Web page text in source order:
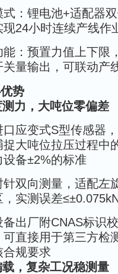
式：锂电池+适配器
现24小时连续产线作
能：预置力值上下限
关量输出，可联动产
势
力，大吨位零偏差
口应变式S型传感器
捉大吨位拉压过程中
设备±2%的标准
针双向测量，适配左
，实测误差
备出厂附CNAS标识
可直接用于第三方检
合规要求
，复杂工况稳测量